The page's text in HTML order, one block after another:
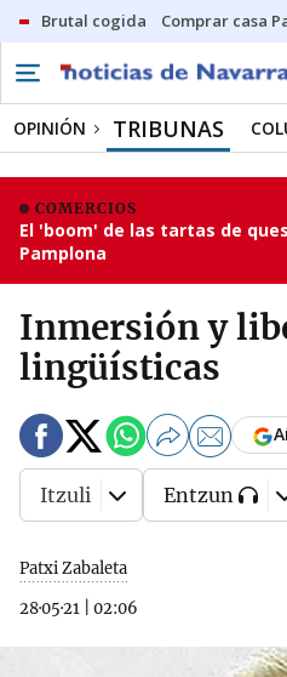
Brutal cogida Comprar casa
OPINIÓN TRIBUNAS
COMERCIOS
El 'boom' de las tartas de
Pamplona
Inmersión y
lingüísticas
Patxi Zabaleta
28·05·21
02:06
Itzuli Entzun